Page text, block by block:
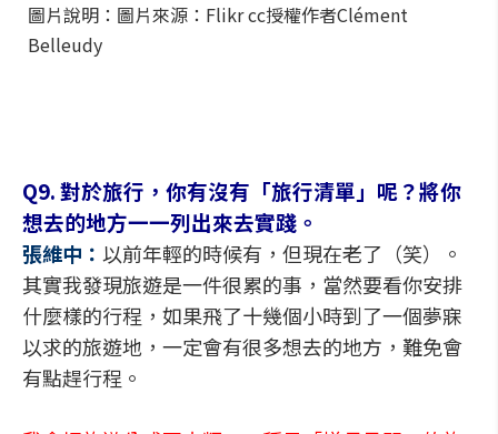
圖片說明：圖片來源：Flikr cc授權作者Clément
Belleudy
Q9. 對於旅行，你有沒有「旅行清單」呢？將你
想去的地方一一列出來去實踐。
張維中： 以前年輕的時候有，但現在老了（笑）。
其實我發現旅遊是一件很累的事，當然要看你安排
什麼樣的行程，如果飛了十幾個小時到了一個夢寐
以求的旅遊地，一定會有很多想去的地方，難免會
有點趕行程。